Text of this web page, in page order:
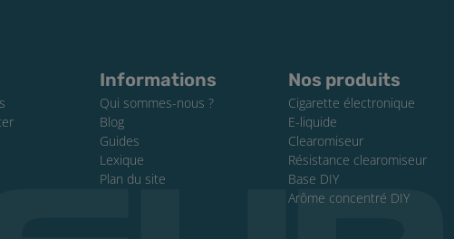
Informations
Qui sommes-nous ?
Blog
Guides
Lexique
Plan du site
Nos produits
Cigarette électronique
E-liquide
Clearomiseur
Résistance clearomiseur
Base DIY
Arôme concentré DIY